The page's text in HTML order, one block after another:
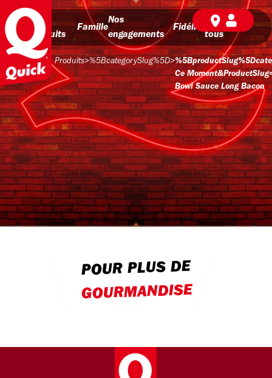
Nos
produits
Famille
Nos
engagements
Fidélité
BD pour
tous
Produits>%5BcategorySlug%5D>
Ce
Bowl Sauce Long Bacon
POUR PLUS DE
GOURMANDISE